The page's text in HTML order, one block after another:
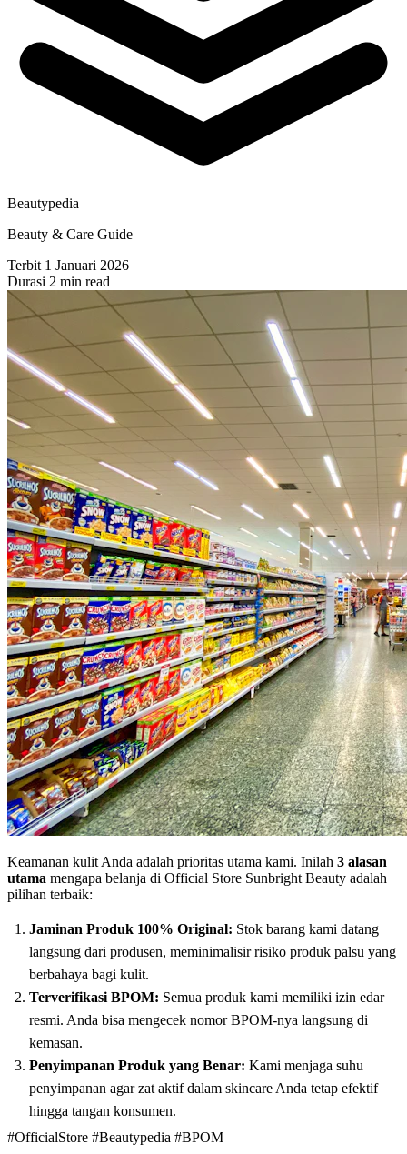
Beautypedia
Beauty & Care Guide
Terbit 1 Januari 2026
Durasi 2 min read
Keamanan kulit Anda adalah prioritas utama kami. Inilah 3 alasan
utama mengapa belanja di Official Store Sunbright Beauty adalah
pilihan terbaik:
Jaminan Produk 100% Original: Stok barang kami datang
langsung dari produsen, meminimalisir risiko produk palsu yang
berbahaya bagi kulit.
Terverifikasi BPOM: Semua produk kami memiliki izin edar
resmi. Anda bisa mengecek nomor BPOM-nya langsung di
kemasan.
Penyimpanan Produk yang Benar: Kami menjaga suhu
penyimpanan agar zat aktif dalam skincare Anda tetap efektif
hingga tangan konsumen.
#OfficialStore #Beautypedia #BPOM